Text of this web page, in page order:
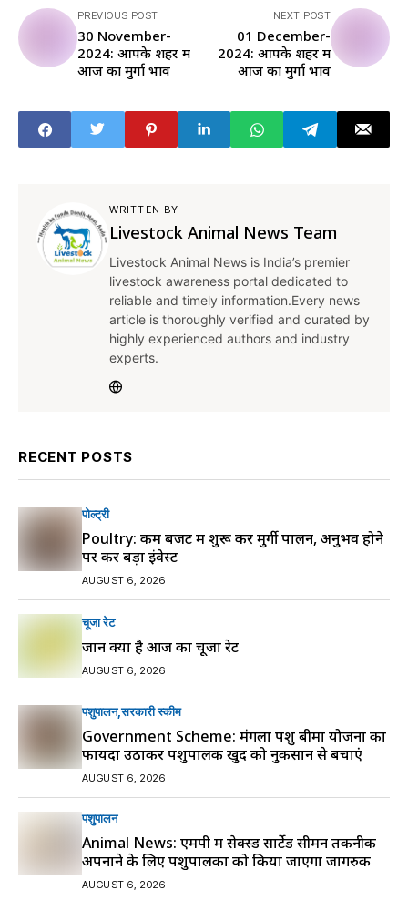
PREVIOUS POST
30 November-
2024: आपके शहर में
आज का मुर्गा भाव
NEXT POST
01 December-
2024: आपके शहर में
आज का मुर्गा भाव
WRITTEN BY
Livestock Animal News Team
Livestock Animal News is India’s premier
livestock awareness portal dedicated to
reliable and timely information.Every news
article is thoroughly verified and curated by
highly experienced authors and industry
experts.
RECENT POSTS
पोल्ट्री
Poultry: कम बजट में शुरू करें मुर्गी पालन, अनुभव होने
पर करें बड़ा इंवेस्ट
AUGUST 6, 2026
चूजा रेट
जानें क्या है आज का चूजा रेट
AUGUST 6, 2026
पशुपालन सरकारी स्की‍म
Government Scheme: मंगला पशु बीमा योजना का
फायदा उठाकर पशुपालक खुद को नुकसान से बचाएं
AUGUST 6, 2026
पशुपालन
Animal News: एमपी में सेक्स्ड सार्टेड सीमन तकनीक
अपनाने के लिए पशुपालकों को किया जाएगा जागरुक
AUGUST 6, 2026